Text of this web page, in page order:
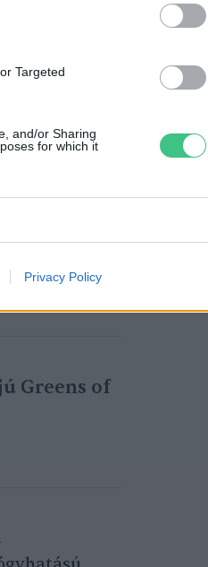
Targeted
and/or Sharing
for which it
Privacy Policy
egy része
is össze
jót
is.
Greens of